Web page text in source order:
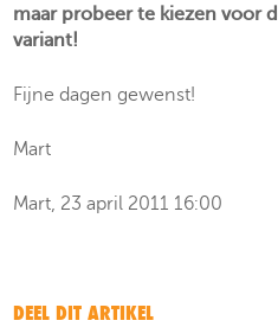
maar probeer te kiezen voor
variant!
Fijne dagen gewenst!
Mart
Mart, 23 april 2011 16:00
DEEL DIT ARTIKEL